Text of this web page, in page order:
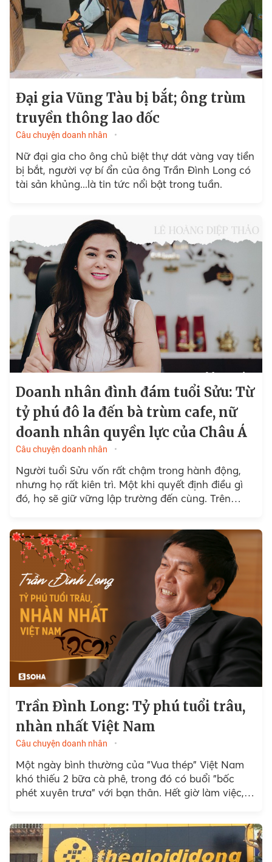
Đại gia Vũng Tàu bị bắt; ông trùm
truyền thông lao dốc
Câu chuyện doanh nhân
Nữ đại gia cho ông chủ biệt thự dát vàng vay tiền
bị bắt, người vợ bí ẩn của ông Trần Đình Long có
tài sản khủng...là tin tức nổi bật trong tuần.
Doanh nhân đình đám tuổi Sửu: Từ
tỷ phú đô la đến bà trùm cafe, nữ
doanh nhân quyền lực của Châu Á
Câu chuyện doanh nhân
Người tuổi Sửu vốn rất chậm trong hành động,
nhưng họ rất kiên trì. Một khi quyết định điều gì
đó, họ sẽ giữ vững lập trường đến cùng. Trên
Trần Đình Long: Tỷ phú tuổi trâu,
nhàn nhất Việt Nam
Câu chuyện doanh nhân
Một ngày bình thường của "Vua thép" Việt Nam
khó thiếu 2 bữa cà phê, trong đó có buổi "bốc
phét xuyên trưa" với bạn thân. Hết giờ làm việc,
ngơi và tụ tập bạn bè.